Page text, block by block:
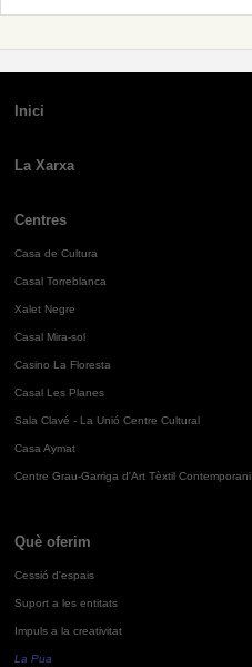
Inici
La Xarxa
Centres
Casa de Cultura
Casal Torreblanca
Xalet Negre
Casal Mira-sol
Casino La Floresta
Casal Les Planes
Sala Clavé - La Unió Centre Cultural
Casa Aymat
Centre Grau-Garriga d'Art Tèxtil Contemporani
Què oferim
Cessió d'espais
Suport a les entitats
Impuls a la creativitat
La Pua